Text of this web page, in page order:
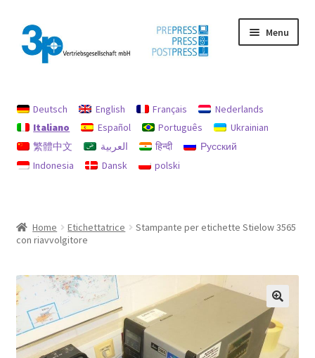
Vai
alla
navigazione
Vai
al
contenuto
Menu
Il mio conto
impronta
Ricerca
Deutsch English Français
Nederlands
Italiano
Español Português
Ukrainian
繁體中文
العربية हिन्दी
Русский
Indonesia
Dansk polski
Home Etichettatrice
Stampante per etichette Stielow 3565
con riavvolgitore